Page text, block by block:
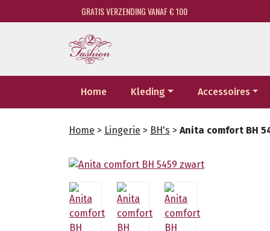
GRATIS VERZENDING VANAF € 100
Home Kleding Accessoires
Home > Lingerie > BH's > Anita comfort BH